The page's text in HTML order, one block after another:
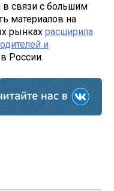
в связи с большим
материалов на
рынках расширила
и
в России.